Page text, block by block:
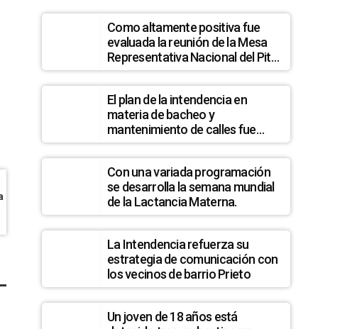
Como altamente positiva fue
evaluada la reunión de la Mesa
Representativa Nacional del Pit
Cnt en Melo
El plan de la intendencia en
materia de bacheo y
mantenimiento de calles fue
analizado en la Junta
Departamental
Con una variada programación
se desarrolla la semana mundial
de la Lactancia Materna.
La Intendencia refuerza su
estrategia de comunicación con
los vecinos de barrio Prieto
Un joven de 18 años está